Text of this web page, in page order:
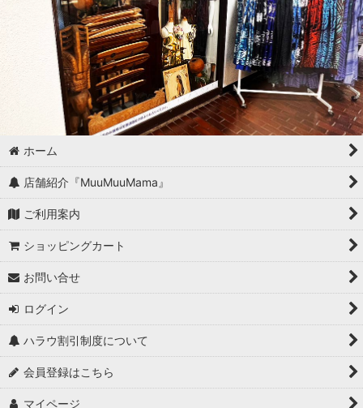
ホーム
店舗紹介『MuuMuuMama』
ご利用案内
ショッピングカート
お問い合せ
ログイン
ハラウ割引制度について
会員登録はこちら
マイページ